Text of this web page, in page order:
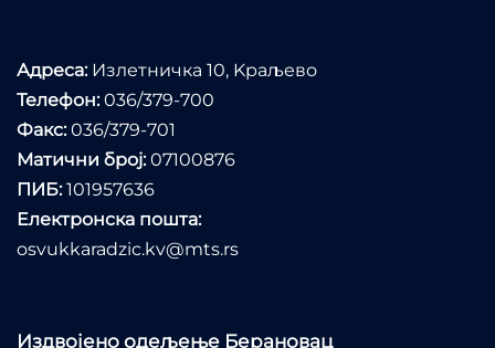
Адреса:Излетничка 10, Kраљево
Телефон:036/379-700
Факс:036/379-701
Матични број:07100876
ПИБ:101957636
Електронска пошта:
osvukkaradzic.kv@mts.rs
Издвојено одељење Берановац